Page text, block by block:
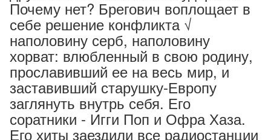
Почему нет? Брегович воплощает в
себе решение конфликта √
наполовину серб, наполовину
хорват: влюбленный в свою родину,
прославивший ее на весь мир, и
заставивший старушку-Европу
заглянуть внутрь себя. Его
соратники - Игги Поп и Офра Хаза.
Его хиты заездили все радиостанции